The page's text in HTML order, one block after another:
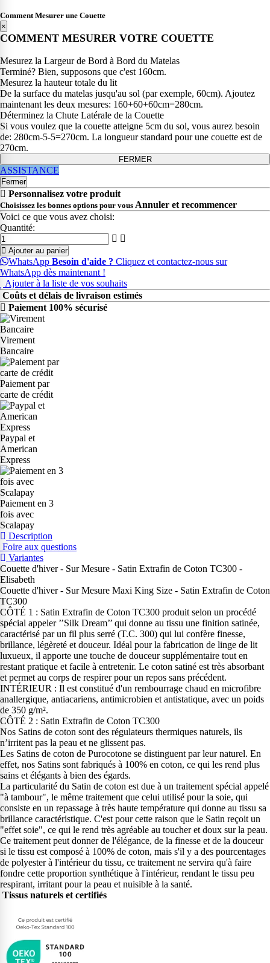
Comment Mesurer une Couette
×
COMMENT MESURER VOTRE COUETTE
Mesurez la Largeur de Bord à Bord du Matelas
Terminé? Bien, supposons que c'est 160cm.
Mesurez la hauteur totale du lit
De la surface du matelas jusqu'au sol (par exemple, 60cm). Ajoutez
maintenant les deux mesures: 160+60+60cm=280cm.
Déterminez la Chute Latérale de la Couette
Si vous voulez que la couette atteigne 5cm du sol, vous aurez besoin
de: 280cm-5-5=270cm. La longueur standard pour une couette est de
270cm.
FERMER
ASSISTANCE
Fermer
Personnalisez votre produit
Choisissez les bonnes options pour vous Annuler et recommencer
Voici ce que vous avez choisi:
Quantité:
Ajouter au panier
WhatsApp Besoin d'aide ? Cliquez et contactez-nous sur
WhatsApp dès maintenant !
Ajouter à la liste de vos souhaits
Coûts et délais de livraison estimés
Paiement 100% sécurisé
Virement
Bancaire
Paiement par
carte de crédit
Paypal et
American
Express
Paiement en 3
fois avec
Scalapay
Description
Foire aux questions
Variantes
Couette d'hiver - Sur Mesure - Satin Extrafin de Coton TC300 -
Elisabeth
Couette d'hiver - Sur Mesure Maxi King Size - Satin Extrafin de Coton
TC300
CÔTÉ 1 : Satin Extrafin de Coton TC300 produit selon un procédé
spécial appeler ’’Silk Dream’’ qui donne au tissu une finition satinée,
caractérisé par un fil plus serré (T.C. 300) qui lui confère finesse,
brillance, légèreté et douceur. Idéal pour la fabrication de linge de lit
luxueux, il apporte une touche de douceur supplémentaire tout en
restant pratique et facile à entretenir. Le coton satiné est très absorbant
et permet au corps de respirer pour un repos sans précédent.
INTÉRIEUR : Il est constitué d'un rembourrage chaud en microfibre
anallergique, antiacariens, antimicrobien et antistatique, avec un poids
de 350 g/m².
CÔTÉ 2 : Satin Extrafin de Coton TC300
Nos Satins de coton sont des régulateurs thermiques naturels, ils
n’irritent pas la peau et ne glissent pas.
Les Satins de coton de Purocotone se distinguent par leur naturel. En
effet, nos Satins sont fabriqués à 100% en coton, ce qui les rend plus
sains et élégants à bien des égards.
La particularité du Satin de coton est due à un traitement spécial appelé
"à tambour", le même traitement que celui utilisé pour la soie, qui
consiste en un repassage à très haute température qui donne au tissu sa
brillance caractéristique. C'est pour cette raison que le Satin reçoit un
"effet soie", ce qui le rend très agréable au toucher et doux sur la peau.
Ce traitement peut donner de l'élégance, de la finesse et de la douceur
si le tissu est composé à 100% de coton, mais s'il y a des pourcentages
de polyester à l'intérieur du tissu, ce traitement ne servira qu'à faire
fondre cette proportion synthétique à l'intérieur, rendant le tissu peu
respirant, irritant pour la peau et nuisible à la santé.
Tissus naturels et certifiés